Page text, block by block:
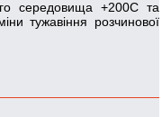
середовища +200С та
тужавіння розчинової